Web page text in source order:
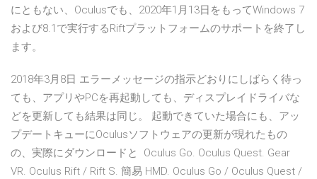
にともない、Oculusでも、2020年1月13日をもってWindows 7
および8.1で実行するRiftプラットフォームのサポートを終了し
ます。
2018年3月8日 エラーメッセージの指示どおりにしばらく待っ
ても、アプリやPCを再起動しても、ディスプレイドライバな
どを更新しても結果は同じ。 起動できていた場合にも、アッ
プデートキューにOculusソフトウェアの更新が現れたもの
の、実際にダウンロードと Oculus Go. Oculus Quest. Gear
VR. Oculus Rift / Rift S. 簡易 HMD. Oculus Go / Oculus Quest /